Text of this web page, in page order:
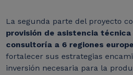
La segunda parte del proyecto
provisión de asistencia técnica
consultoría a 6 regiones
fortalecer sus estrategias
inversión necesaria para la